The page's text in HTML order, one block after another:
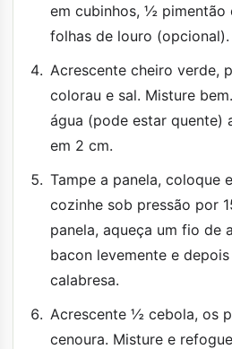
em cubinhos, ½ pimentão
folhas de louro (opcional).
Acrescente cheiro verde,
colorau e sal. Misture
água (pode estar quente)
em 2 cm.
Tampe a panela, coloque
cozinhe sob pressão por
panela, aqueça um fio de
bacon levemente e
calabresa.
Acrescente ½ cebola, os
cenoura. Misture e